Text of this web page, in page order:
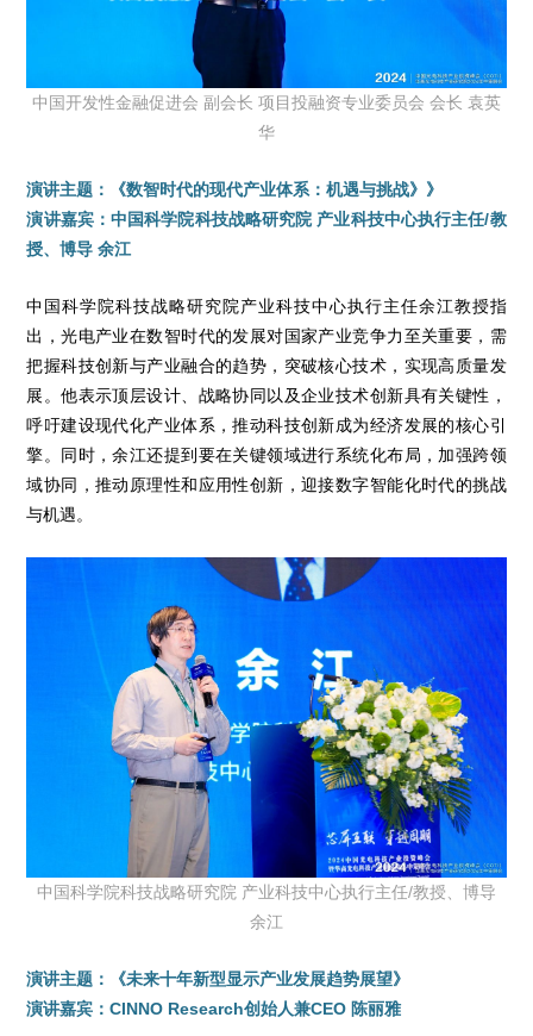
中国开发性金融促进会 副会长 项目投融资专业委员会 会长 袁英
华
演讲主题：《数智时代的现代产业体系：机遇与挑战》》
演讲嘉宾：中国科学院科技战略研究院 产业科技中心执行主任/教
授、博导 余江
中国科学院科技战略研究院产业科技中心执行主任余江教授指
出，光电产业在数智时代的发展对国家产业竞争力至关重要，需
把握科技创新与产业融合的趋势，突破核心技术，实现高质量发
展。他表示顶层设计、战略协同以及企业技术创新具有关键性，
呼吁建设现代化产业体系，推动科技创新成为经济发展的核心引
擎。同时，余江还提到要在关键领域进行系统化布局，加强跨领
域协同，推动原理性和应用性创新，迎接数字智能化时代的挑战
与机遇。
中国科学院科技战略研究院 产业科技中心执行主任/教授、博导
余江
演讲主题：《未来十年新型显示产业发展趋势展望》
演讲嘉宾：CINNO Research创始人兼CEO 陈丽雅